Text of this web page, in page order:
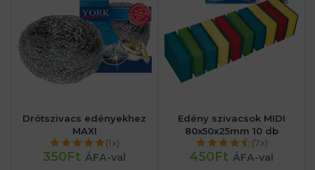
Drótszivacs edényekhez
MAXI
(1x)
350Ft ÁFA-val
Edény szivacsok MIDI
80x50x25mm 10 db
(7x)
450Ft ÁFA-val